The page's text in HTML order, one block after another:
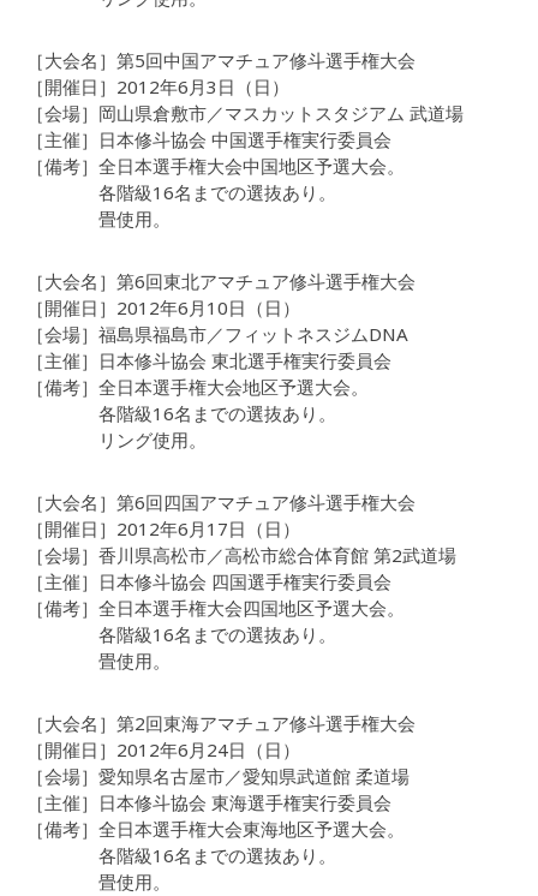
［大会名］第5回中国アマチュア修斗選手権大会
［開催日］2012年6月3日（日）
［会場］岡山県倉敷市／マスカットスタジアム 武道場
［主催］日本修斗協会 中国選手権実行委員会
［備考］全日本選手権大会中国地区予選大会。
各階級16名までの選抜あり。
畳使用。
［大会名］第6回東北アマチュア修斗選手権大会
［開催日］2012年6月10日（日）
［会場］福島県福島市／フィットネスジムDNA
［主催］日本修斗協会 東北選手権実行委員会
［備考］全日本選手権大会地区予選大会。
各階級16名までの選抜あり。
リング使用。
［大会名］第6回四国アマチュア修斗選手権大会
［開催日］2012年6月17日（日）
［会場］香川県高松市／高松市総合体育館 第2武道場
［主催］日本修斗協会 四国選手権実行委員会
［備考］全日本選手権大会四国地区予選大会。
各階級16名までの選抜あり。
畳使用。
［大会名］第2回東海アマチュア修斗選手権大会
［開催日］2012年6月24日（日）
［会場］愛知県名古屋市／愛知県武道館 柔道場
［主催］日本修斗協会 東海選手権実行委員会
［備考］全日本選手権大会東海地区予選大会。
各階級16名までの選抜あり。
畳使用。